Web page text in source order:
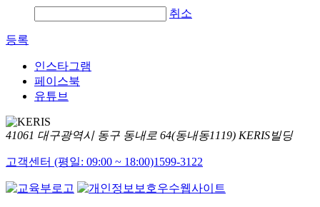
취소
등록
인스타그램
페이스북
유튜브
41061 대구광역시 동구 동내로 64(동내동1119) KERIS빌딩
고객센터 (평일: 09:00 ~ 18:00)1599-3122